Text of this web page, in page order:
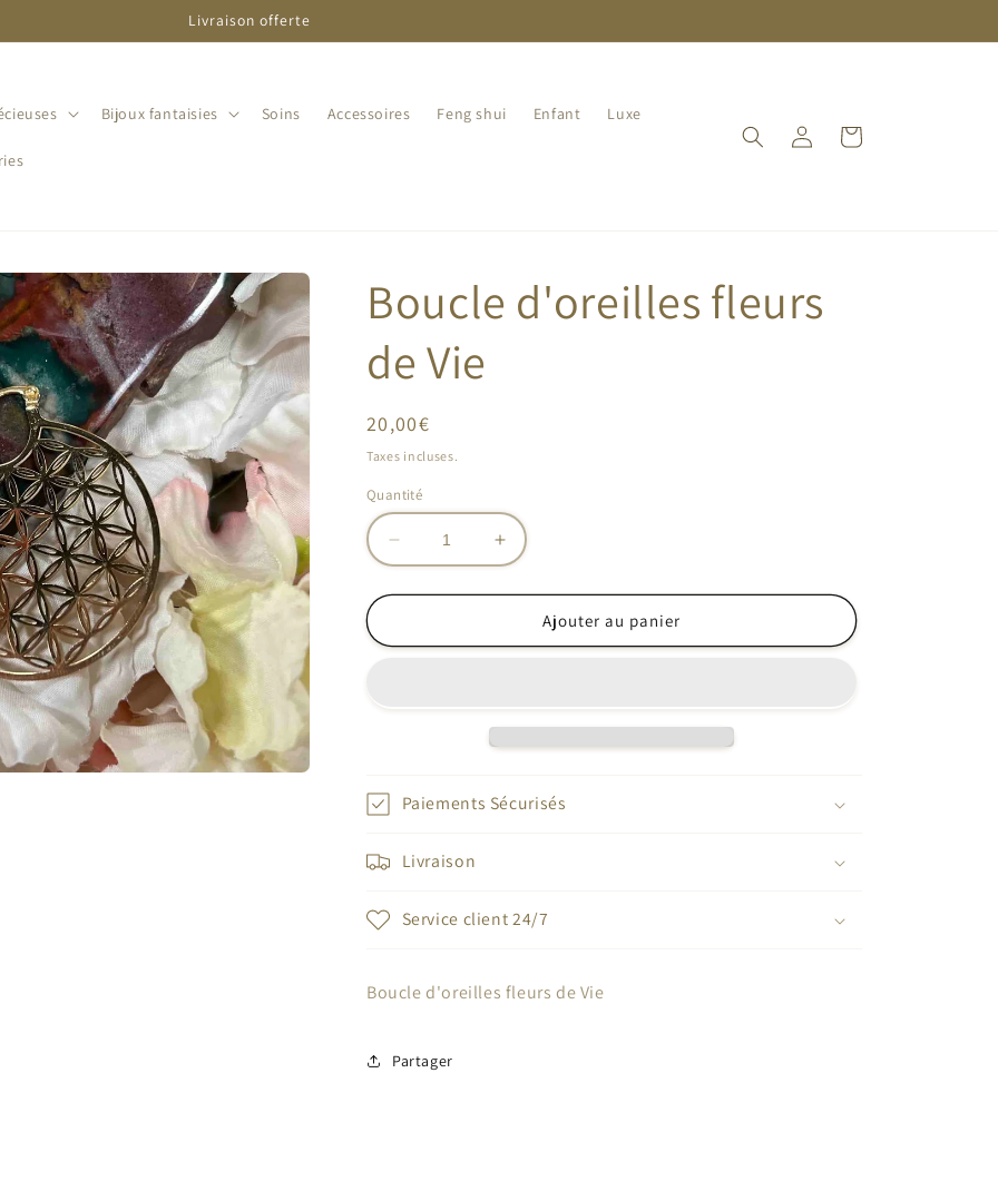
Livraison offerte
Bijoux fantaisies Soins Accessoires Feng shui Enfant Luxe
Connexion Panier
Boucle d'oreilles fleurs
de Vie
Prix
habituel
20,00€
Taxes incluses.
Quantité
Réduire
la
quantité
Boucle
Augmenter
la
quantité
Boucle
Ajouter au panier
Paiements Sécurisés
Livraison
Service client 24/7
Boucle d'oreilles fleurs de Vie
Partager